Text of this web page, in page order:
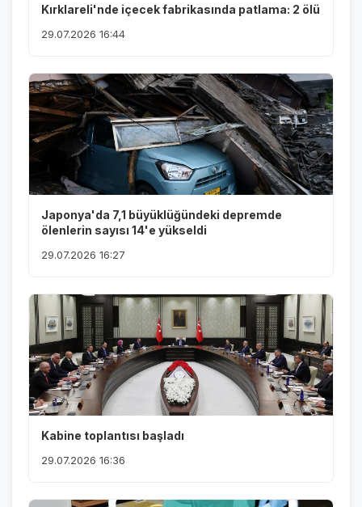
Kırklareli'nde içecek fabrikasında patlama: 2 ölü
29.07.2026 16:44
Japonya'da 7,1 büyüklüğündeki depremde
ölenlerin sayısı 14'e yükseldi
29.07.2026 16:27
Kabine toplantısı başladı
29.07.2026 16:36